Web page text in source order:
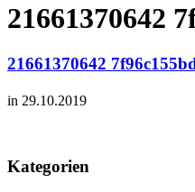
21661370642
21661370642
in 29.10.2019
Kategorien